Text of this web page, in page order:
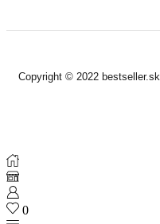
Copyright © 2022 bestseller.sk
0